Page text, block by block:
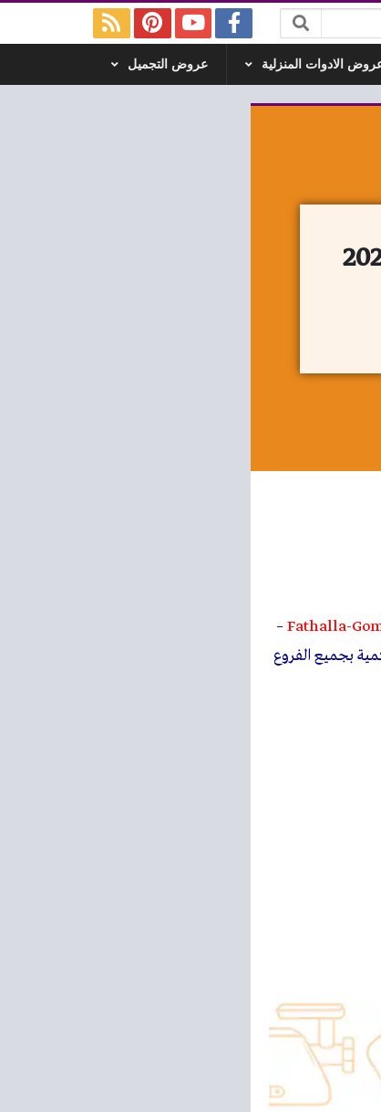
الادوات المنزلية عروض التجميل
من 8 يناير حتى 10 يناير 2026
Fathalla-
–